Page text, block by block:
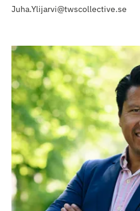
Juha.Ylijarvi@twscollective.se